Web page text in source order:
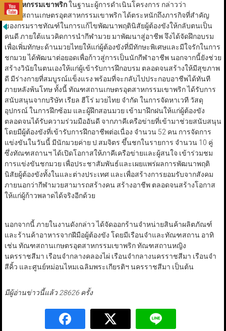
อุตสาหกรรมเขาพริกในฐานะผู้การดำเนินโครงการ กล่าวว่า
ทัณฑสถานเกษตรอุตสาหกรรมเขาพริก ได้ตระหนักถึงภารกิจที่สำคัญ
ของกรมราชทัณฑ์ในการแก้ไขพัฒนาพฤตินิสัยผู้ต้องขังให้กลับตนเป็น
คนดี ภายใต้แนวคิดการนำกีฬามวย มาพัฒนาสู่อาชีพ จึงได้จัดฝึกอบรม
เพื่อเพิ่มทักษะด้านมวยไทยให้แก่ผู้ต้องขังที่มีทักษะพิเศษและมีใจรักในการ
ชกมวย ได้พัฒนาต่อยอดเพื่อก้าวสู่การเป็นนักกีฬาอาชีพ นอกจากนี้ยังช่วย
สร้างวินัยในตนเองให้แก่ผู้เข้ารับการฝึกอบรม ตลอดจนสร้างให้มีสุขภาพ
ดี มีร่างกายที่สมบูรณ์แข็งแรง พร้อมที่จะกลับไปประกอบอาชีพได้ทันที
ภายหลังพ้นโทษ ทั้งนี้ ทัณฑสถานเกษตรอุตสาหกรรมเขาพริก ได้รับการ
สนับสนุนจากบริษัท เรียล ฮีโร่ มวยไทย จำกัด ในการจัดหาเวที วัสดุ
อุปกรณ์ ในการฝึกซ้อม และผู้ฝึกสอนมวย เข้ามาฝึกฝนให้แก่ผู้ต้องขัง
ตลอดจนได้รับความร่วมมืออันดี จากภาคีเครือข่ายที่เข้ามาช่วยสนับสนุน
โดยมีผู้ต้องขังที่เข้ารับการฝึกอาชีพต่อเนื่อง จำนวน 52 คน การจัดการ
แข่งขันในวันนี้ มีนักมวยค่าย ป.สมจิตร ขึ้นชกในรายการ จำนวน 10 คู่
ซึ่งทัณฑสถานฯ ได้เปิดโอกาสให้ภาคีเครือข่ายและผู้สนใจ เข้าร่วมชม
การแข่งขันชกมวย เพื่อประชาสัมพันธ์และเผยแพร่ผลการพัฒนาพฤติ
นิสัยผู้ต้องขังทั้งในและต่างประเทศ และเพื่อสร้างการยอมรับจากสังคม
ภายนอกว่ากีฬามวยสามารถสร้างคน สร้างอาชีพ ตลอดจนสร้างโอกาส
ให้แก่ผู้ก้าวพลาดได้จริงอีกด้วย
นอกจากนี้ ภายในงานดังกล่าว ได้จัดออกร้านจำหน่ายสินค้าผลิตภัณฑ์
และร้านค้าอาหารจากฝีมือผู้ต้องขัง โดยมีเรือนจำและทัณฑสถาน อาทิ
เช่น ทัณฑสถานเกษตรอุตสาหกรรมเขาพริก ทัณฑสถานหญิง
นครราชสีมา เรือนจำกลางคลองไผ่ เรือนจำกลางนครราชสีมา เรือนจำ
สีคิ้ว และศูนย์หม่อนไหมเฉลิมพระเกียรติฯ นครราชสีมา เป็นต้น
มีผู้อ่านข่าวนี้แล้ว 28626 ครั้ง